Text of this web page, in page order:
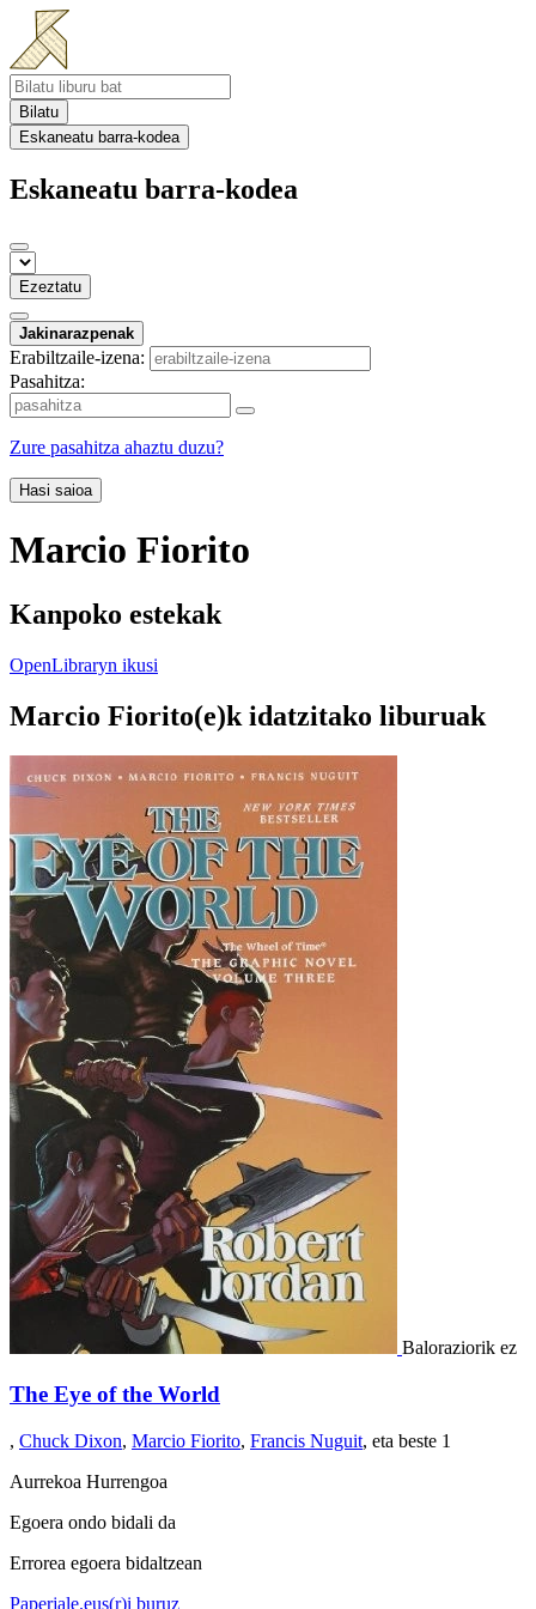
Bilatu
Eskaneatu barra-kodea
Eskaneatu barra-kodea
Ezeztatu
Jakinarazpenak
Erabiltzaile-izena:
Pasahitza:
Zure pasahitza ahaztu duzu?
Hasi saioa
Marcio Fiorito
Kanpoko estekak
OpenLibraryn ikusi
Marcio Fiorito(e)k idatzitako liburuak
Baloraziorik ez
The Eye of the World
, Chuck Dixon, Marcio Fiorito, Francis Nuguit, eta beste 1
Aurrekoa Hurrengoa
Egoera ondo bidali da
Errorea egoera bidaltzean
Paperjale.eus(r)i buruz